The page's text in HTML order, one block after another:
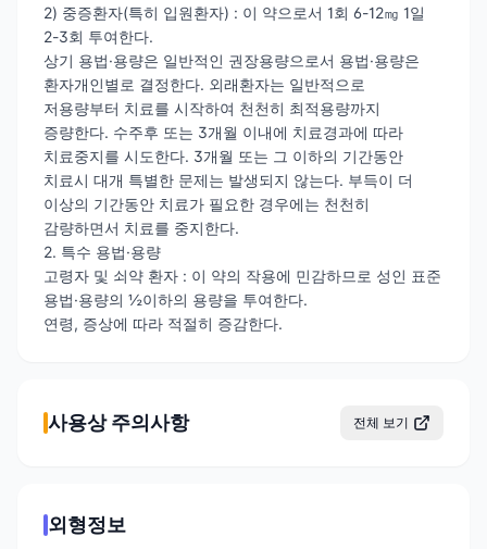
2) 중증환자(특히 입원환자) : 이 약으로서 1회 6-12㎎ 1일
2-3회 투여한다.
상기 용법·용량은 일반적인 권장용량으로서 용법·용량은
환자개인별로 결정한다. 외래환자는 일반적으로
저용량부터 치료를 시작하여 천천히 최적용량까지
증량한다. 수주후 또는 3개월 이내에 치료경과에 따라
치료중지를 시도한다. 3개월 또는 그 이하의 기간동안
치료시 대개 특별한 문제는 발생되지 않는다. 부득이 더
이상의 기간동안 치료가 필요한 경우에는 천천히
감량하면서 치료를 중지한다.
2. 특수 용법·용량
고령자 및 쇠약 환자 : 이 약의 작용에 민감하므로 성인 표준
용법·용량의 ½이하의 용량을 투여한다.
연령, 증상에 따라 적절히 증감한다.
사용상 주의사항 전체 보기
외형정보